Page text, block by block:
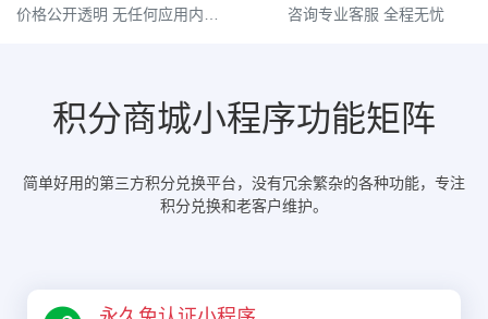
咨询专业客服 全程无忧
积分商城小程序功能矩阵
简单好用的第三方积分兑换平台，没有冗余繁杂的各种功能，专注
积分兑换和老客户维护。